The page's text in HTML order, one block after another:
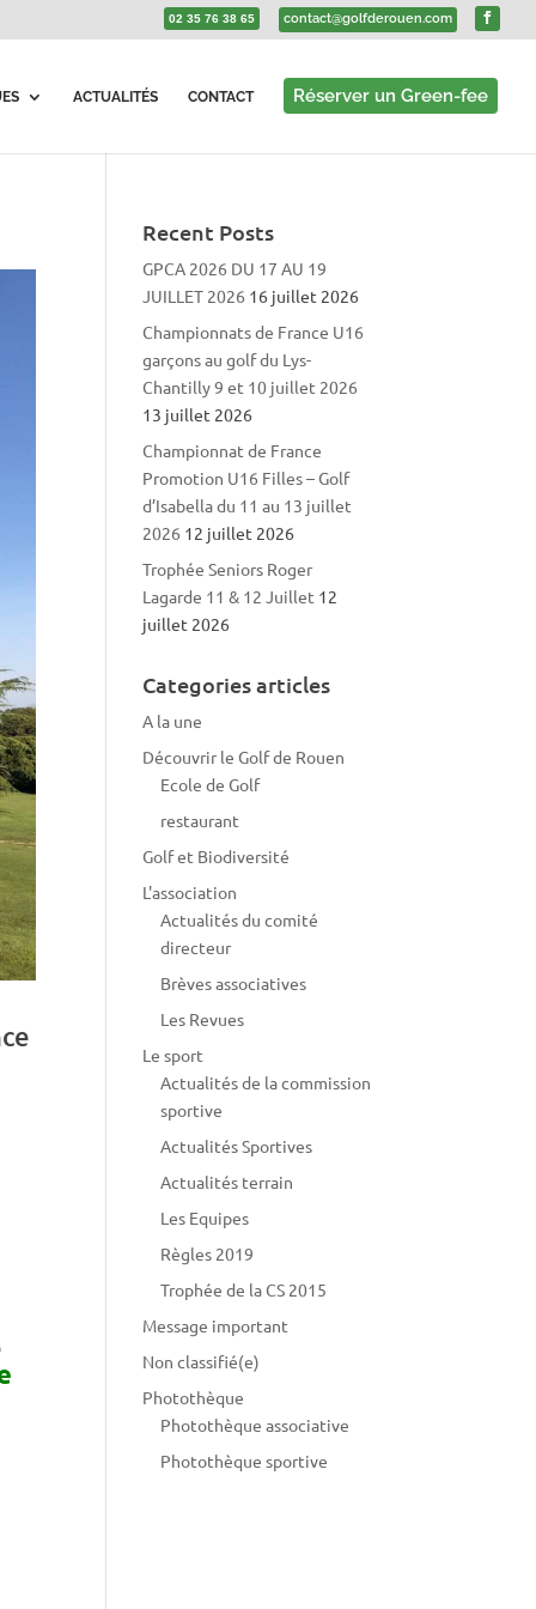
02 35 76 38 65 contact@golfderouen.com
ACTUALITÉS CONTACT Réserver un Green-fee
Recent Posts
GPCA 2026 DU 17 AU 19
JUILLET 2026 16 juillet 2026
Championnats de France U16
garçons au golf du Lys-
Chantilly 9 et 10 juillet 2026
13 juillet 2026
Championnat de France
Promotion U16 Filles – Golf
d’Isabella du 11 au 13 juillet
2026 12 juillet 2026
Trophée Seniors Roger
Lagarde 11 & 12 Juillet 12
juillet 2026
Categories articles
A la une
Découvrir le Golf de Rouen
Ecole de Golf
restaurant
Golf et Biodiversité
L'association
Actualités du comité
directeur
Brèves associatives
Les Revues
Le sport
Actualités de la commission
sportive
Actualités Sportives
Actualités terrain
Les Equipes
Règles 2019
Trophée de la CS 2015
Message important
Non classifié(e)
Photothèque
Photothèque associative
Photothèque sportive